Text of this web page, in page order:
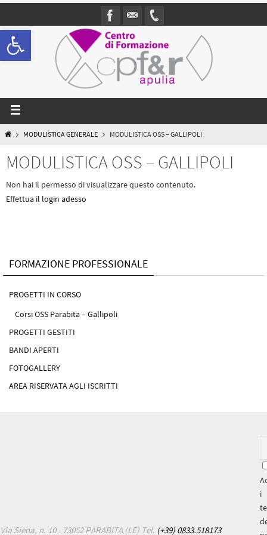
Open toolbar
MODULISTICA GENERALE MODULISTICA OSS – GALLIPOLI
MODULISTICA OSS – GALLIPOLI
Non hai il permesso di visualizzare questo contenuto.
Effettua il login adesso
FORMAZIONE PROFESSIONALE
PROGETTI IN CORSO
Corsi OSS Parabita – Gallipoli
PROGETTI GESTITI
BANDI APERTI
FOTOGALLERY
AREA RISERVATA AGLI ISCRITTI
Via Siena, n. 10 - 73052 PARABITA (LE) Tel. (+39) 0833.518173
i